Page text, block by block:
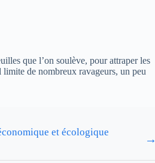
que l’on soulève, pour attraper les
de nombreux ravageurs, un peu
et écologique
→